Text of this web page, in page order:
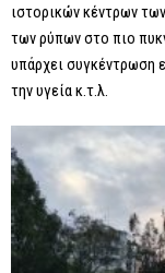
ιστορικών κέντρων
των ρύπων στο πιο
υπάρχει συγκέντρωση
την υγεία κ.τ.λ.